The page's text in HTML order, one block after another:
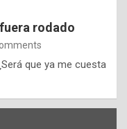
rodado
que ya me cuesta